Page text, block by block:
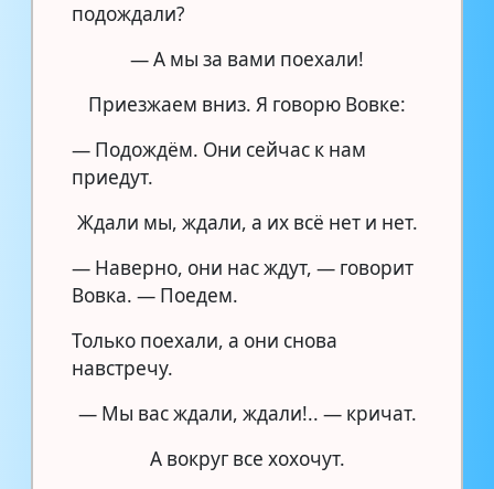
подождали?
— А мы за вами поехали!
Приезжаем вниз. Я говорю Вовке:
— Подождём. Они сейчас к нам
приедут.
Ждали мы, ждали, а их всё нет и нет.
— Наверно, они нас ждут, — говорит
Вовка. — Поедем.
Только поехали, а они снова
навстречу.
— Мы вас ждали, ждали!.. — кричат.
А вокруг все хохочут.